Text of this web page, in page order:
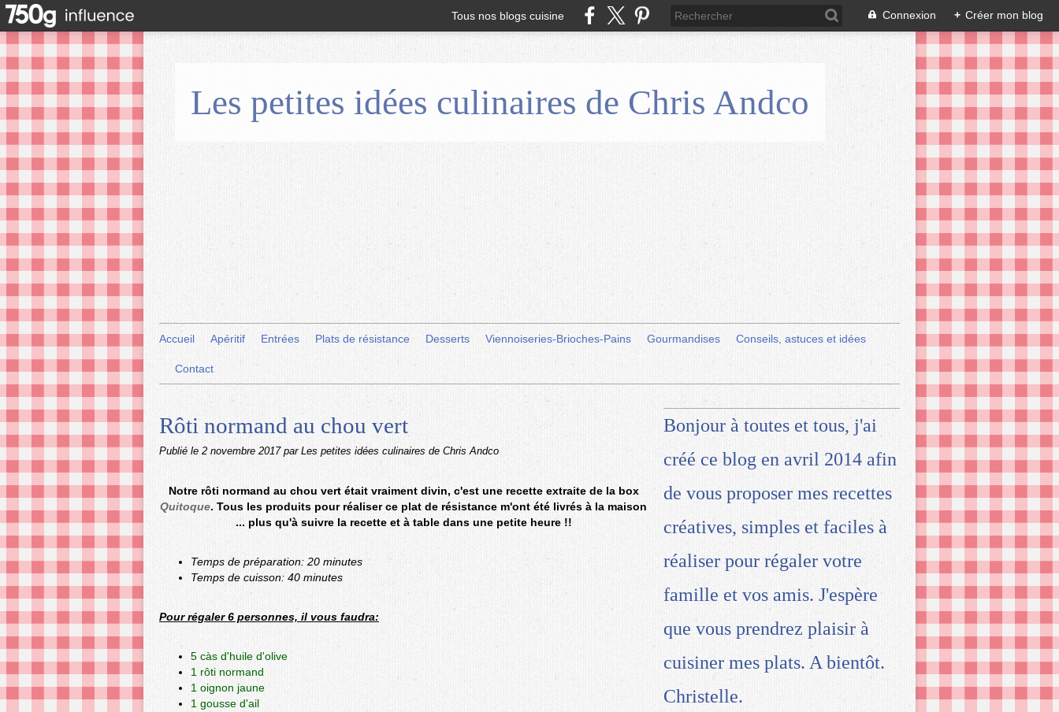
Tous nos blogs cuisine Connexion + Créer mon blog
Les petites idées culinaires de Chris Andco
Accueil Apéritif Entrées Plats de résistance Desserts Viennoiseries-Brioches-Pains Gourmandises Conseils, astuces et idées
Contact
Rôti normand au chou vert
Publié le 2 novembre 2017 par Les petites idées culinaires de Chris Andco
Notre rôti normand au chou vert était vraiment divin, c'est une recette extraite de la box
Quitoque. Tous les produits pour réaliser ce plat de résistance m'ont été livrés à la maison
... plus qu'à suivre la recette et à table dans une petite heure !!
Temps de préparation: 20 minutes
Temps de cuisson: 40 minutes
Pour régaler 6 personnes, il vous faudra:
5 càs d'huile d'olive
1 rôti normand
1 oignon jaune
1 gousse d'ail
Bonjour à toutes et tous, j'ai
créé ce blog en avril 2014 afin
de vous proposer mes recettes
créatives, simples et faciles à
réaliser pour régaler votre
famille et vos amis. J'espère
que vous prendrez plaisir à
cuisiner mes plats. A bientôt.
Christelle.